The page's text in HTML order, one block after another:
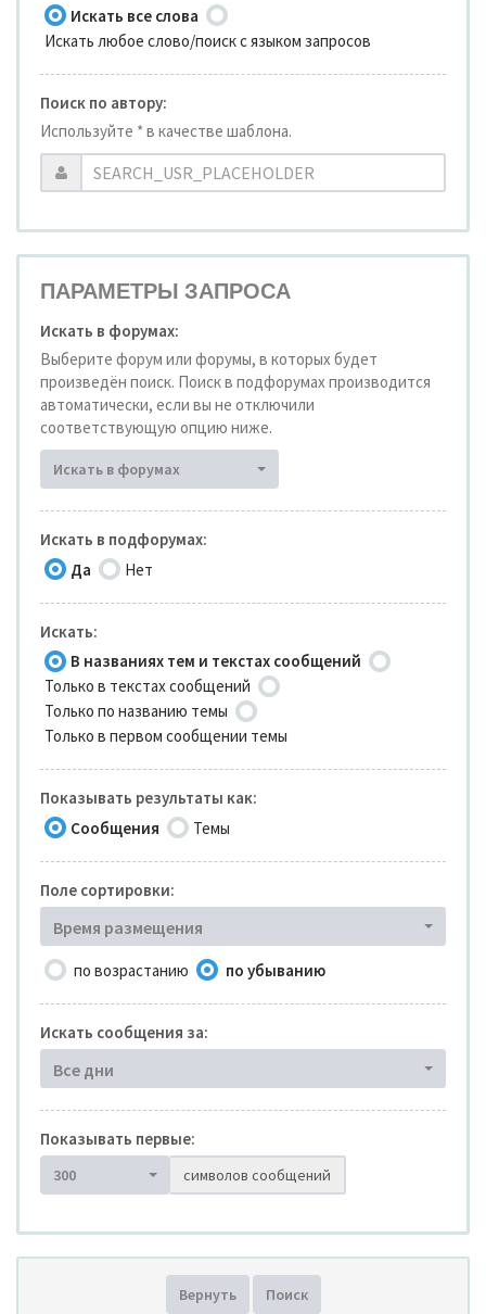
Искать все слова
Искать любое слово/поиск с языком запросов
Поиск по автору:
Используйте * в качестве шаблона.
ПАРАМЕТРЫ ЗАПРОСА
Искать в форумах:
Выберите форум или форумы, в которых будет
произведён поиск. Поиск в подфорумах производится
автоматически, если вы не отключили
соответствующую опцию ниже.
Искать в форумах
Искать в подфорумах:
Да
Нет
Искать:
В названиях тем и текстах сообщений
Только в текстах сообщений
Только по названию темы
Только в первом сообщении темы
Показывать результаты как:
Сообщения
Темы
Поле сортировки:
Время размещения
по возрастанию по убыванию
Искать сообщения за:
Все дни
Показывать первые:
300 символов сообщений
Вернуть Поиск